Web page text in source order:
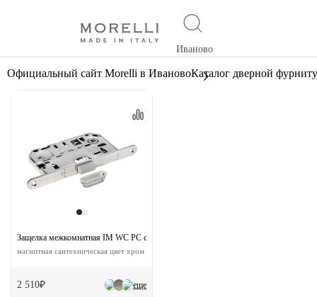
Иваново
Официальный сайт Morelli в ИвановоКаталог дверной
еще
Защелка межкомнатная IM WC PC с ответной планкой
магнитная сантехническая цвет хром
2 510₽